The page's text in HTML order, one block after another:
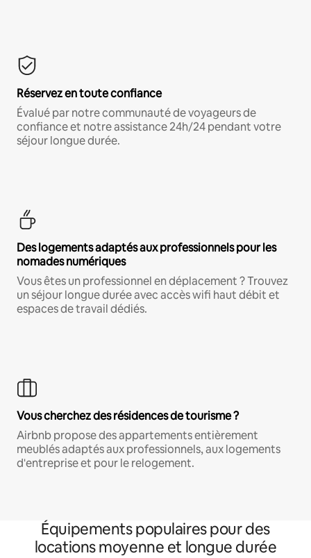
Réservez en toute confiance
Évalué par notre communauté de voyageurs de
confiance et notre assistance 24h/24 pendant votre
séjour longue durée.
Des logements adaptés aux professionnels pour les
nomades numériques
Vous êtes un professionnel en déplacement ? Trouvez
un séjour longue durée avec accès wifi haut débit et
espaces de travail dédiés.
Vous cherchez des résidences de tourisme ?
Airbnb propose des appartements entièrement
meublés adaptés aux professionnels, aux logements
d'entreprise et pour le relogement.
Équipements populaires pour des
locations moyenne et longue durée